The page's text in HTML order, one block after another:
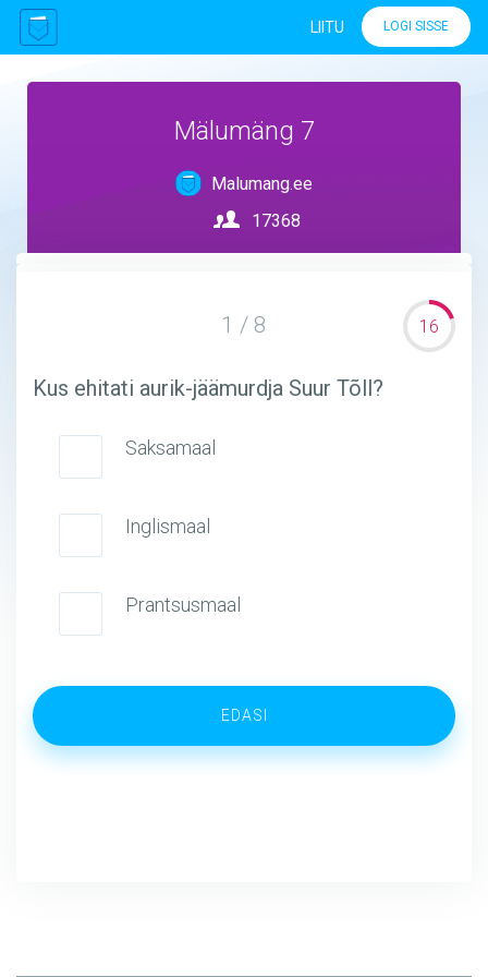
LOGI SISSE
LIITU
Mälumäng 7
Malumang.ee
17368
1 / 8 16
Kus ehitati aurik-jäämurdja Suur Tõll?
Saksamaal
Inglismaal
Prantsusmaal
EDASI